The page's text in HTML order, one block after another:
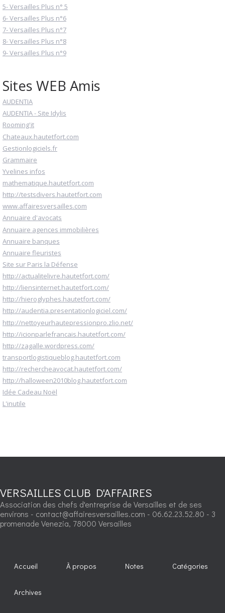
5- Versailles Plus n° 5
6- Versailles Plus n°6
7- Versailles Plus n°7
8- Versailles Plus n°8
9- Versailles Plus n°9
Sites WEB Amis
AUDENTIA
AUDENTIA - Site Idylis
Rooming'it
Chateaux.hautetfort.com
Gestionlogiciels.fr
Grammaire
Yvelines infos
mathematique.hautetfort.com
http://testsdivers.hautetfort.com
www.affairesversailles.com
Annuaire d'avocats
Annuaire agences immobilières
Annuaire banques
Annuaire fleuristes
Site sur Paris la Défense
http://actualitelivre.hautetfort.com/
http://liensinternet.hautetfort.com/
http://hieroglyphes.hautetfort.com/
http://audentia.presentationlogiciel.com/
http://nettoyeurhautepressionpro.zlio.net/
http://icionparlefrancais.hautetfort.com/
http://zagalle.wordpress.com/
transportlogistiqueblog.hautetfort.com
http://rechercheavocat.hautetfort.com/
http://halloween2010blog.hautetfort.com
Idée Cadeau Noël
L'inutile
VERSAILLES CLUB D'AFFAIRES
Association des chefs d'entreprise de Versailles et de ses
environs - contact@affairesversailles.com - 06.62.23.52.80 - 3
promenade Venezia, 78000 Versailles
Accueil À propos Notes Catégories
Archives